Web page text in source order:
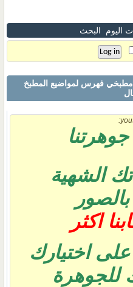
اليوم البحث
فهرس لمواضيع المطبخ
الشهية
اكثر
اختيارك
للجوهرة